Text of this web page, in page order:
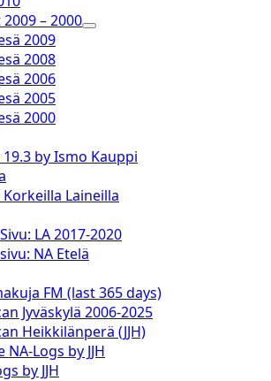
– 2000
open
2009
2008
2006
2005
2000
by Ismo Kauppi
Korkeilla Laineilla
Sivu: LA 2017-2020
sivu: NA Etelä
FM (last 365 days)
Jyväskylä 2006-2025
Heikkilänperä (JJH)
NA-Logs by JJH
by JJH